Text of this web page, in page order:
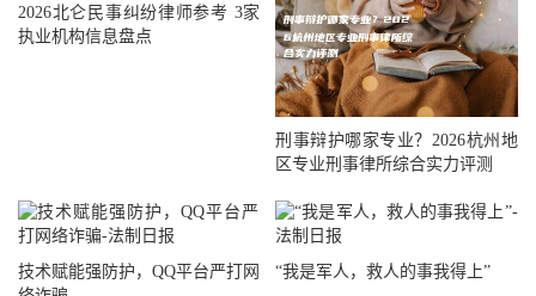
2026北仑民事纠纷律师参考 3家
执业机构信息盘点
刑事辩护哪家专业？2026杭州地
区专业刑事律所综合实力评测
技术赋能强防护，QQ平台严打网
“我是军人，救人的事我得上”